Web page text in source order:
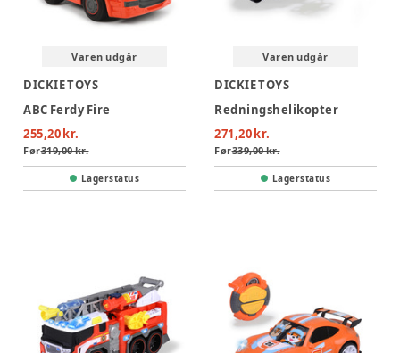
Varen udgår
DICKIE TOYS
ABC Ferdy Fire
255,20 kr.
Før319,00 kr.
Lagerstatus
Varen udgår
DICKIE TOYS
Redningshelikopter
271,20 kr.
Før339,00 kr.
Lagerstatus